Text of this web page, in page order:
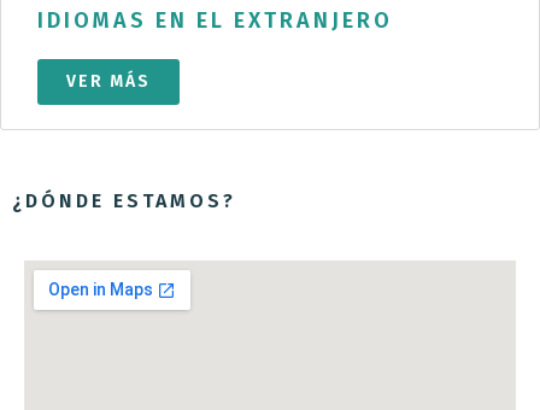
IDIOMAS EN EL EXTRANJERO
VER MÁS
¿DÓNDE ESTAMOS?